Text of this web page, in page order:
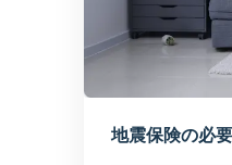
地震保険の必